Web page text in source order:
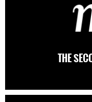
THE